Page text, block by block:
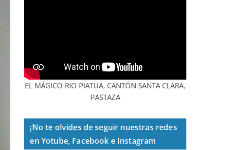
EL MÁGICO RIO PIATUA, CANTÓN SANTA CLARA,
PASTAZA
¡No te olvides de seguir nuestras redes
en Yotube, Facebook e Instagram